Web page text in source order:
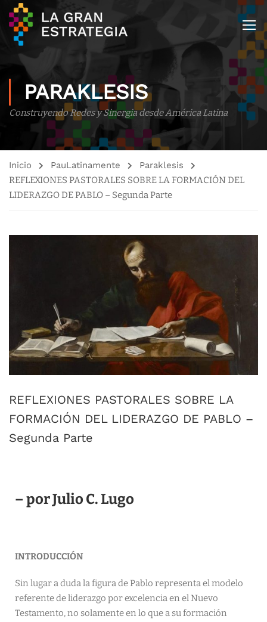
PARAKLESIS
Construyendo Redes y Sinergia desde América Latina
Inicio PauLatinamente
Paraklesis
REFLEXIONES PASTORALES SOBRE LA FORMACIÓN DEL
LIDERAZGO DE PABLO – Segunda Parte
REFLEXIONES PASTORALES SOBRE LA
FORMACIÓN DEL LIDERAZGO DE PABLO –
Segunda Parte
– por Julio C. Lugo
INTRODUCCIÓN
Sin lugar a duda la figura de Pablo representa el modelo
referente de liderazgo por excelencia en el Nuevo
Testamento, no solamente en lo que a su formación